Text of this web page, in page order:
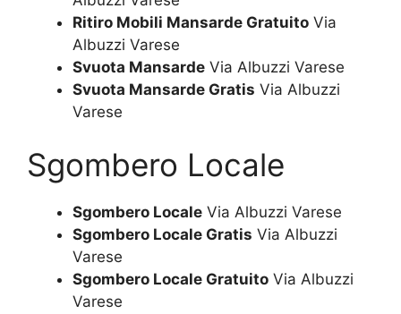
Ritiro Mobili Mansarde Gratuito Via
Albuzzi Varese
Svuota Mansarde Via Albuzzi Varese
Svuota Mansarde Gratis Via Albuzzi
Varese
Sgombero Locale
Sgombero Locale Via Albuzzi Varese
Sgombero Locale Gratis Via Albuzzi
Varese
Sgombero Locale Gratuito Via Albuzzi
Varese